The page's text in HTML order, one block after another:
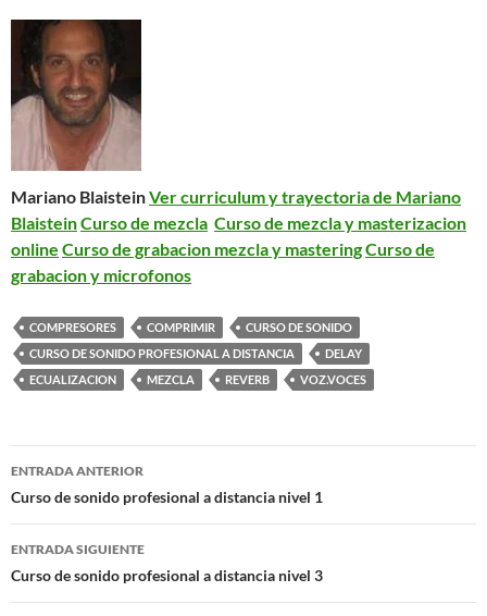
Mariano BlaisteinVer curriculum y trayectoria de Mariano
BlaisteinCurso de mezcla Curso de mezcla y masterizacion
online Curso de grabacion mezcla y masteringCurso de
grabacion y microfonos
COMPRESORES COMPRIMIR
CURSO DE SONIDO
CURSO DE SONIDO PROFESIONAL A DISTANCIA
DELAY
ECUALIZACION
MEZCLA REVERB VOZ.VOCES
Navegación
de
entradas
ENTRADA ANTERIOR
Curso de sonido profesional a distancia nivel 1
ENTRADA SIGUIENTE
Curso de sonido profesional a distancia nivel 3